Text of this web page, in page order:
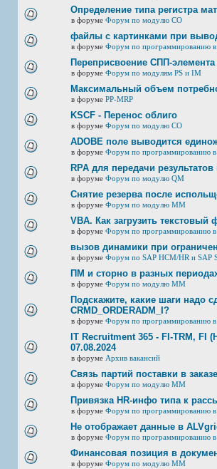
Определение типа регистра
в форуме Форум по модулю СО
файлы с картинками при
в форуме Форум по программированию в
Переприсвоение СПП-элемента
в форуме Форум по модулям PS и IM
Максимальный объем
в форуме PP-MRP
KSCF - Перенос облиго
в форуме Форум по модулю СО
ADOBE поле выводится
в форуме Форум по программированию в
RPA для передачи
в форуме Форум по модулю QM
Снятие резерва после
в форуме Форум по модулю ММ
VBA. Как загрузить
в форуме Форум по программированию в
вызов динамики при
в форуме Форум по SAP HCM/HR и SAP
ПМ и сторно в разных
в форуме Форум по модулю ММ
Подскажите, какие шаги надо
CRMD_ORDERADM_I?
в форуме Форум по программированию в
IT Recruitment 365 - FI-TRM, FI
07.08.2024
в форуме Архив вакансий
Связь партий поставки в
в форуме Форум по модулю ММ
Привязка HR-инфо типа к
в форуме Форум по программированию в
Не отображает данные в
в форуме Форум по программированию в
Финансовая позиция в
в форуме Форум по модулю ММ